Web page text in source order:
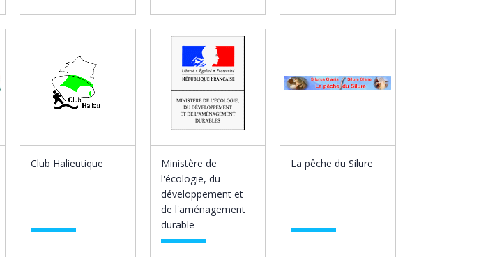
Club Halieutique
Ministère de
l'écologie, du
développement et
de l'aménagement
durable
La pêche du Silure